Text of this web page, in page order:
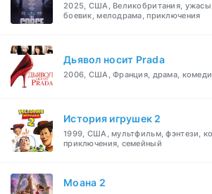
2025, США, Великобритания,
боевик, мелодрама, приключения
Дьявол носит Prada
2006, США, Франция, драма,
История игрушек 2
1999, США, мультфильм, фэнтези,
приключения, семейный
Моана 2